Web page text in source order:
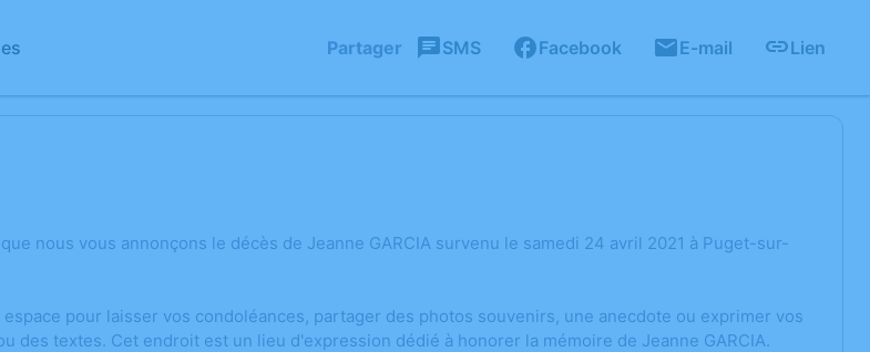
Partager SMS Facebook E-mail Lien
nous vous annonçons le décès de Jeanne GARCIA survenu le samedi 24 avril 2021 à Puget-sur-
pour laisser vos condoléances, partager des photos souvenirs, une anecdote ou exprimer vos
des textes. Cet endroit est un lieu d'expression dédié à honorer la mémoire de Jeanne GARCIA.